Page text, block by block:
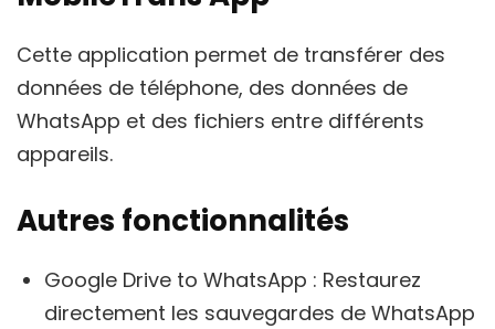
Cette application permet de transférer des
données de téléphone, des données de
WhatsApp et des fichiers entre différents
appareils.
Autres fonctionnalités
Google Drive to WhatsApp : Restaurez
directement les sauvegardes de WhatsApp